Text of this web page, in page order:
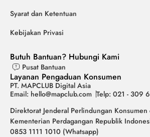
Syarat dan Ketentuan
Kebijakan Privasi
Butuh Bantuan? Hubungi Kami
Pusat Bantuan
Layanan Pengaduan Konsumen
PT. MAPCLUB Digital Asia
Email: hello@mapclub.com Telp: 021 - 309
Direktorat Jenderal Perlindungan
Kementerian Perdagangan Republik
0853 1111 1010 (Whatsapp)